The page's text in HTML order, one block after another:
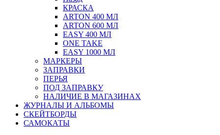
КРАСКА
ARTON 400 МЛ
ARTON 600 МЛ
EASY 400 МЛ
ONE TAKE
EASY 1000 МЛ
МАРКЕРЫ
ЗАПРАВКИ
ПЕРЬЯ
ПОД ЗАПРАВКУ
НАЛИЧИЕ В МАГАЗИНАХ
ЖУРНАЛЫ И АЛЬБОМЫ
СКЕЙТБОРДЫ
САМОКАТЫ